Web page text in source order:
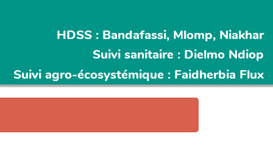
HDSS : Bandafassi, Mlomp, Niakhar
Suivi sanitaire : Dielmo Ndiop
Suivi agro-écosystémique : Faidherbia Flux